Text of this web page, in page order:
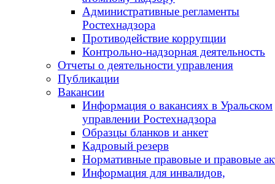
Административные регламенты
Ростехнадзора
Противодействие коррупции
Контрольно-надзорная деятельность
Отчеты о деятельности управления
Публикации
Вакансии
Информация о вакансиях в Уральском
управлении Ростехнадзора
Образцы бланков и анкет
Кадровый резерв
Нормативные правовые и правовые
Информация для инвалидов,